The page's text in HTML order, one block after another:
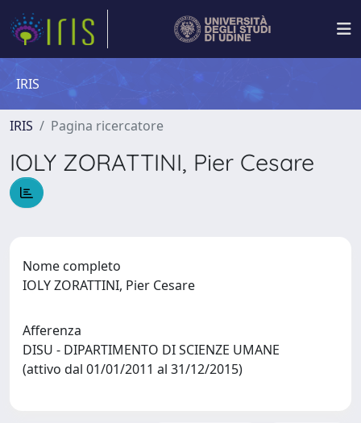
IRIS
IRIS Pagina ricercatore
IOLY ZORATTINI, Pier Cesare
Nome completo
IOLY ZORATTINI, Pier Cesare
Afferenza
DISU - DIPARTIMENTO DI SCIENZE UMANE
(attivo dal 01/01/2011 al 31/12/2015)